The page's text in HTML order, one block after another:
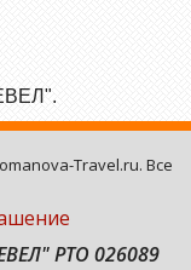
Travel.ru. Все
РТО 026089